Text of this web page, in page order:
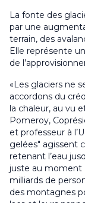
La fonte des
par une
terrain, des
Elle représente
de
«Les glaciers ne
accordons du
la chaleur, au vu
Pomeroy,
et professeur à
gelées" agissent
retenant l’eau
juste au moment
milliards de
des montagnes